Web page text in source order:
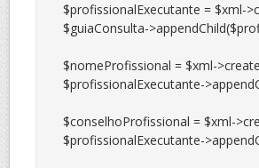
$profissionalExecutante = $xml-
$guiaConsulta-
$nomeProfissional = $xml-
$profissionalExecutante-
$conselhoProfissional = $xml-
$profissionalExecutante-